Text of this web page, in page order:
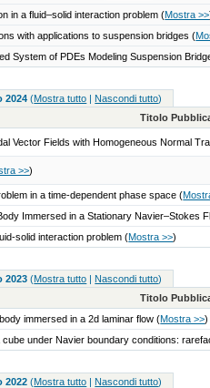
in a fluid–solid interaction problem(Mostra >>
with applications to suspension bridges(
System of PDEs Modeling Suspension
2024(Mostra tutto | Nascondi tutto)
Titolo
Vector Fields with Homogeneous Normal
>>)
in a time-dependent phase space(
Immersed in a Stationary Navier–Stokes
solid interaction problem(Mostra >>)
2023(Mostra tutto | Nascondi tutto)
Titolo
immersed in a 2d laminar flow(Mostra >>)
under Navier boundary conditions:
2022(Mostra tutto | Nascondi tutto)